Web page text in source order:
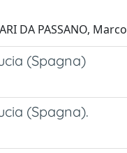
DA PASSANO, Marco
(Spagna)
(Spagna).